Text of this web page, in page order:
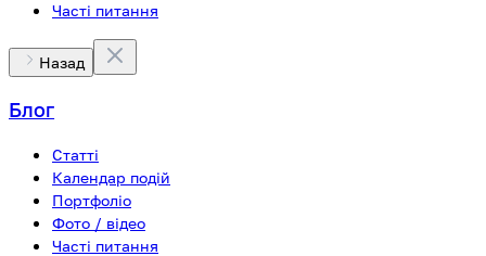
Часті питання
Назад
Блог
Статті
Календар подій
Портфоліо
Фото / відео
Часті питання